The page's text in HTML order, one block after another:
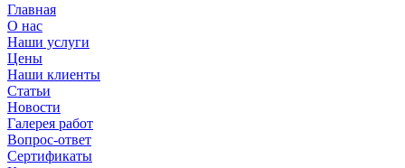
Главная
О нас
Наши услуги
Цены
Наши клиенты
Статьи
Новости
Галерея работ
Вопрос-ответ
Сертификаты